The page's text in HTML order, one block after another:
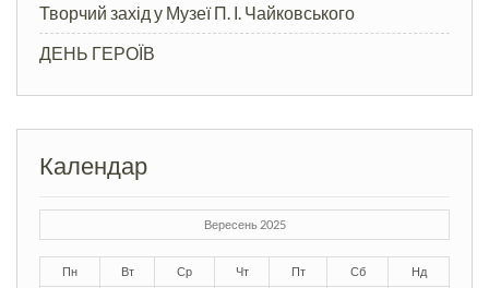
Творчий захід у Музеї П. І. Чайковського
ДЕНЬ ГЕРОЇВ
Календар
Вересень 2025
Пн Вт Ср Чт Пт Сб Нд